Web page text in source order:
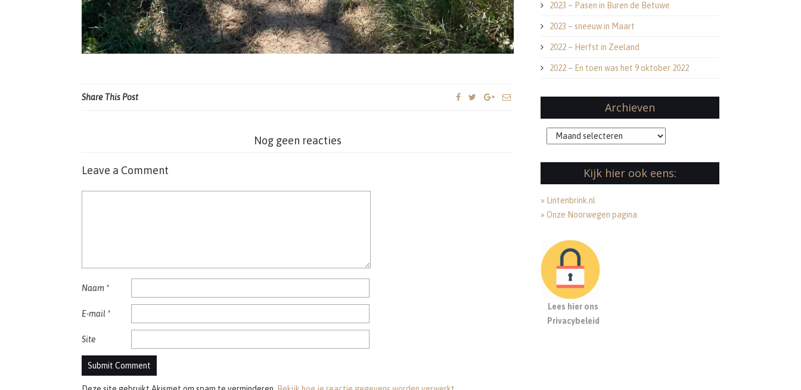
Share This Post
Nog geen reacties
Leave a Comment
Naam *
E-mail *
Site
2023 – Pasen in Buren de Betuwe
2023 – sneeuw in Maart
2022 – Herfst in Zeeland
2022 – En toen was het 9 oktober 2022
Archieven
Archieven
Kijk hier ook eens:
» Lintenbrink.nl
» Onze Noorwegen pagina
Lees hier ons
Privacybeleid